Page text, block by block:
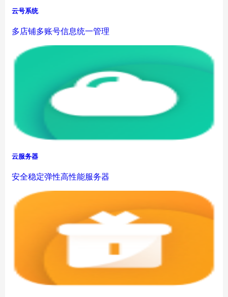
云号系统
多店铺多账号信息统一管理
云服务器
安全稳定弹性高性能服务器